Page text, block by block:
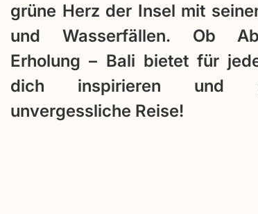
grüne Herz der Insel mit
und Wasserfällen. Ob
Erholung – Bali bietet für
dich inspirieren und
unvergessliche Reise!